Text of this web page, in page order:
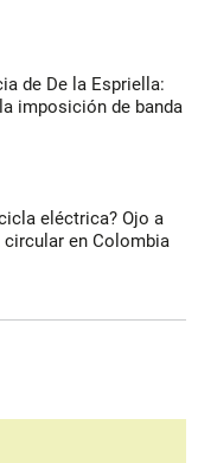
de De la Espriella:
imposición de banda
eléctrica? Ojo a
circular en Colombia